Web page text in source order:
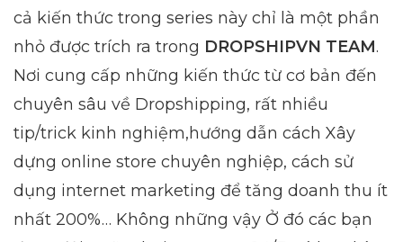
cả kiến thức trong series này chỉ là một phần
nhỏ được trích ra trong DROPSHIPVN TEAM.
Nơi cung cấp những kiến thức từ cơ bản đến
chuyên sâu về Dropshipping, rất nhiều
tip/trick kinh nghiệm,hướng dẫn cách Xây
dựng online store chuyên nghiệp, cách sử
dụng internet marketing để tăng doanh thu ít
nhất 200%… Không những vậy Ở đó các bạn